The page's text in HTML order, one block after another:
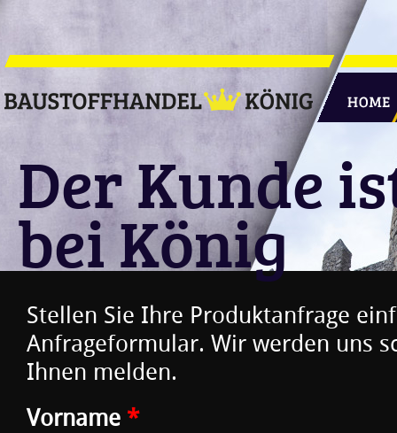
Der Kunde
bei König
Stellen Sie Ihre Produktanfrage
Anfrageformular. Wir werden uns
Ihnen melden.
Vorname *